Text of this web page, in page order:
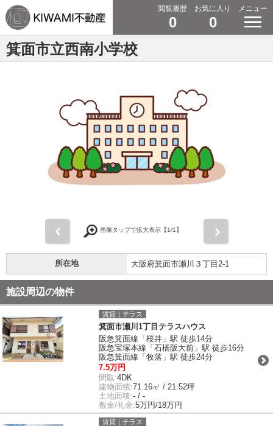
閲覧履歴
0
お気に入り
0
メニュー
箕面市立西南小学校
画像タップで拡大表示【1/1】
所在地 大阪府箕面市瀬川３丁目2-1
施設周辺の物件
賃貸｜テラス
箕面市瀬川1丁目テラスハウス
阪急箕面線「桜井」駅 徒歩14分
阪急宝塚本線「石橋阪大前」駅 徒歩16分
阪急箕面線「牧落」駅 徒歩24分
7.5万円
間取:4DK
建物面積:71.16㎡ / 21.52坪
土地面積:- / -
敷金/礼金:5万円/18万円
賃貸｜テラス